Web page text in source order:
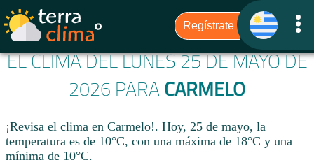
EL CLIMA DEL LUNES 25 DE MAYO DE
2026 PARA CARMELO
¡Revisa el clima en Carmelo!. Hoy, 25 de mayo, la
temperatura es de 10°C, con una máxima de 18°C y una
mínima de 10°C.​